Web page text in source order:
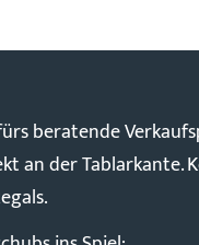
beratende
an der Tablarkante.